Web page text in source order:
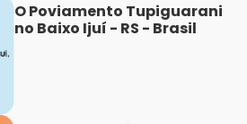
O Poviamento Tupiguarani
no Baixo Ijuí - RS - Brasil